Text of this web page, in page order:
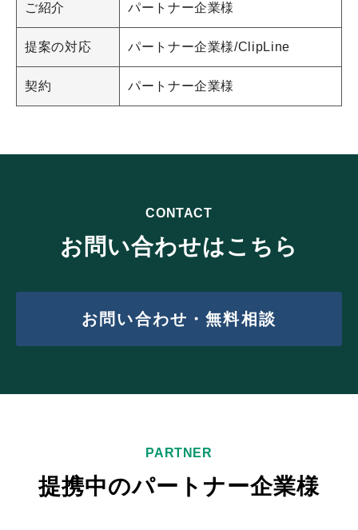
ご紹介 パートナー企業様
提案の対応 パートナー企業様/ClipLine
契約 パートナー企業様
CONTACT
お問い合わせはこちら
お問い合わせ・無料相談
PARTNER
提携中のパートナー企業様